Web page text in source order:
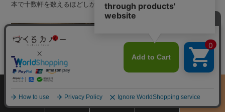
本で十数軒を数えるほどしかなく、大変希少なガーゼです。
商品をさがす
サイズ
お買物ガイド カート